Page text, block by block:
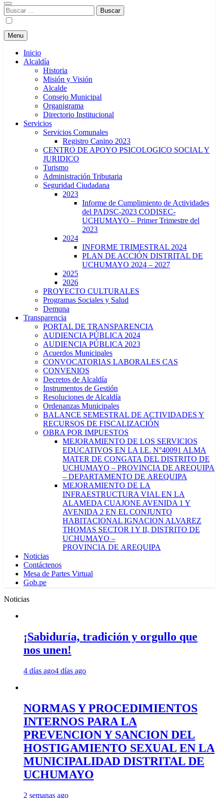
Buscar:
Menu
Inicio
Alcaldía
Historia
Misión y Visión
Alcalde
Consejo Municipal
Organigrama
Directorio Institucional
Servicios
Servicios Comunales
Registro Canino 2023
CENTRO DE APOYO PSICOLOGICO SOCIAL Y
JURIDICO
Turismo
Administración Tributaria
Seguridad Ciudadana
2023
Informe de Cumplimiento de Actividades
del PADSC-2023 CODISEC-
UCHUMAYO – Primer Trimestre del
2023
2024
INFORME TRIMESTRAL 2024
PLAN DE ACCIÓN DISTRITAL DE
UCHUMAYO 2024 – 2027
2025
2026
PROYECTO CULTURALES
Programas Sociales y Salud
Demuna
Transparencia
PORTAL DE TRANSPARENCIA
AUDIENCIA PÚBLICA 2024
AUDIENCIA PÚBLICA 2023
Acuerdos Municipales
CONVOCATORIAS LABORALES CAS
CONVENIOS
Decretos de Alcaldía
Instrumentos de Gestión
Resoluciones de Alcaldía
Ordenanzas Municipales
BALANCE SEMESTRAL DE ACTIVIDADES Y
RECURSOS DE FISCALIZACIÓN
OBRA POR IMPUESTOS
MEJORAMIENTO DE LOS SERVICIOS
EDUCATIVOS EN LA I.E. N°40091 ALMA
MATER DE CONGATA DEL DISTRITO DE
UCHUMAYO – PROVINCIA DE AREQUIPA
– DEPARTAMENTO DE AREQUIPA
MEJORAMIENTO DE LA
INFRAESTRUCTURA VIAL EN LA
ALAMEDA CUAJONE AVENIDA 1 Y
AVENIDA 2 EN EL CONJUNTO
HABITACIONAL IGNACION ALVAREZ
THOMAS SECTOR I Y II, DISTRITO DE
UCHUMAYO –
PROVINCIA DE AREQUIPA
Noticias
Contáctenos
Mesa de Partes Virtual
Gob.pe
Noticias
¡Sabiduría, tradición y orgullo que
nos unen!
4 días ago4 días ago
NORMAS Y PROCEDIMIENTOS
INTERNOS PARA LA
PREVENCION Y SANCION DEL
HOSTIGAMIENTO SEXUAL EN LA
MUNICIPALIDAD DISTRITAL DE
UCHUMAYO
2 semanas ago